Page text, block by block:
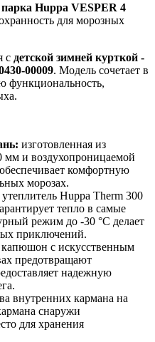
Huppa VESPER 4
для морозных
с детской зимней курткой -
00009. Модель сочетает в
функциональность,
изготовленная из
мм и воздухопроницаемой
комфортную
морозах.
утеплитель Huppa Therm 300
тепло в самые
режим до -30 °C делает
приключений.
капюшон с искусственным
предотвращают
надежную
внутренних кармана на
снаружи
для хранения